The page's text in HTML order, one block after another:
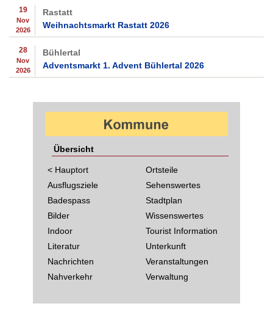
19
Nov
2026
Rastatt
Weihnachtsmarkt Rastatt 2026
28
Nov
2026
Bühlertal
Adventsmarkt 1. Advent Bühlertal 2026
Übersicht
< Hauptort
Ausflugsziele
Badespass
Bilder
Indoor
Literatur
Nachrichten
Nahverkehr
Ortsteile
Sehenswertes
Stadtplan
Wissenswertes
Tourist Information
Unterkunft
Veranstaltungen
Verwaltung